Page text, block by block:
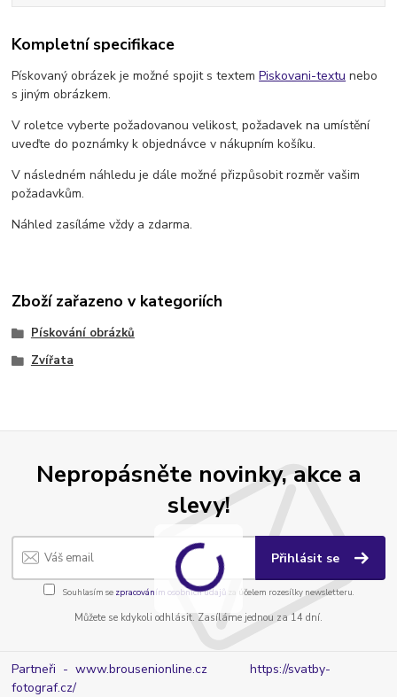
Kompletní specifikace
Pískovaný obrázek je možné spojit s textemPiskovani-textu nebo
s jiným obrázkem.
V roletce vyberte požadovanou velikost, požadavek na umístění
uveďte do poznámky k objednávce v nákupním košíku.
V následném náhledu je dále možné přizpůsobit rozměr vašim
požadavkům.
Náhled zasíláme vždy a zdarma.
Zboží zařazeno v kategoriích
Pískování obrázků
Zvířata
Nepropásněte novinky, akce a
slevy!
Přihlásit se
Souhlasím se zpracováním osobních údajůza účelem rozesílky newsletteru.
Můžete se kdykoli odhlásit. Zasíláme jednou za 14 dní.
Partneři - www.brousenionline.czhttps://svatby-
fotograf.cz/